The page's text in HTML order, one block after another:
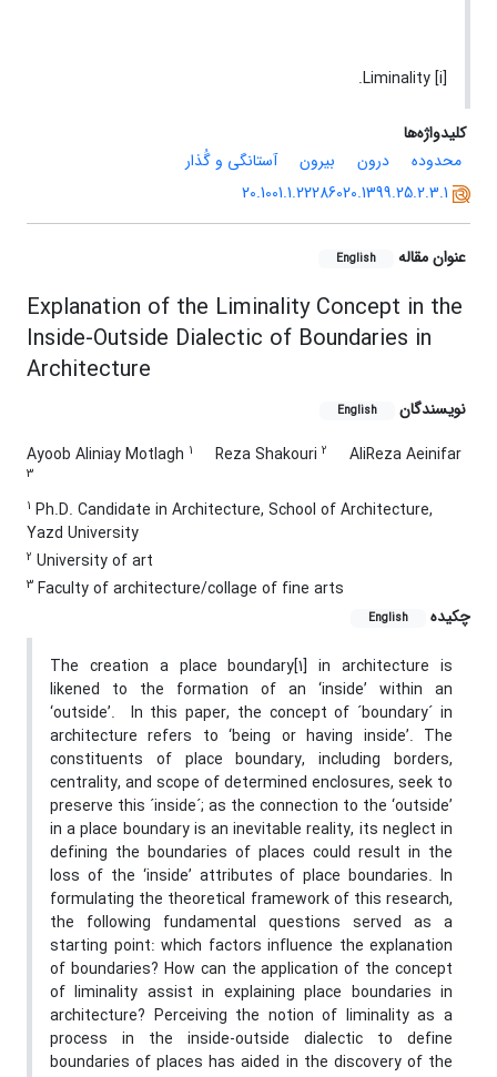
[i] Liminality.
کلیدواژه‌ها
محدوده
درون بیرون
آستانگی و گُذار
20.1001.1.22286020.1399.25.2.3.1
عنوان مقاله English
Explanation of the Liminality Concept in the
Inside-Outside Dialectic of Boundaries in
Architecture
نویسندگان English
Ayoob Aliniay Motlagh 1 Reza Shakouri 2 AliReza Aeinifar
3
1 Ph.D. Candidate in Architecture, School of Architecture,
Yazd University
2 University of art
3 Faculty of architecture/collage of fine arts
چکیده
English
The creation a place boundary[1] in architecture is
likened to the formation of an ‘inside’ within an
‘outside’. In this paper, the concept of ´boundary´ in
architecture refers to ‘being or having inside’. The
constituents of place boundary, including borders,
centrality, and scope of determined enclosures, seek to
preserve this ´inside´; as the connection to the ‘outside’
in a place boundary is an inevitable reality, its neglect in
defining the boundaries of places could result in the
loss of the ‘inside’ attributes of place boundaries. In
formulating the theoretical framework of this research,
the following fundamental questions served as a
starting point: which factors influence the explanation
of boundaries? How can the application of the concept
of liminality assist in explaining place boundaries in
architecture? Perceiving the notion of liminality as a
process in the inside-outside dialectic to define
boundaries of places has aided in the discovery of the